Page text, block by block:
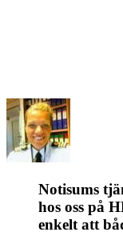
Notisums
hos oss på
enkelt att